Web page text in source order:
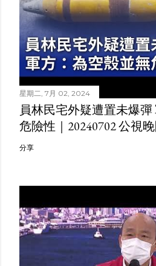
星期二, 7月 02, 2024
員林民宅外疑遭置未爆
危險性｜20240702 公視
分享